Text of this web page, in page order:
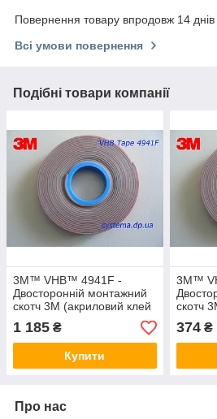
Повернення товару впродовж 14
Всі умови повернення
Подібні товари компанії
3M™ VHB™ 4941F -
Двосторонній монтажний
скотч 3M (акриловий клей
в стрічці), 19,0х1,1 мм,
рулон 3 м
1 185 ₴
Купити
3M™
скотч
в
рулон 3
374₴
Про нас